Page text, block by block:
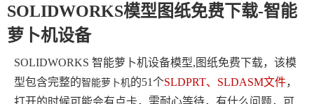
SOLIDWORKS模型图纸免费下载-智能
萝卜机设备
SOLIDWORKS 智能萝卜机设备模型,图纸免费下载，该模
型包含完整的智能萝卜机的51个SLDPRT、SLDASM文件，
打开的时候可能会有点卡，需耐心等待，有什么问题，可